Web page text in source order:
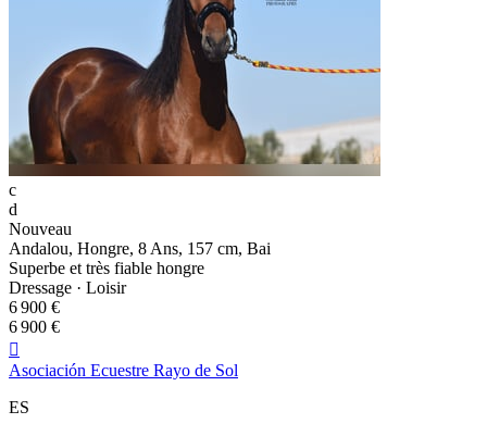
c
d
Nouveau
Andalou, Hongre, 8 Ans, 157 cm, Bai
Superbe et très fiable hongre
Dressage · Loisir
6 900 €
6 900 €

Asociación Ecuestre Rayo de Sol
ES